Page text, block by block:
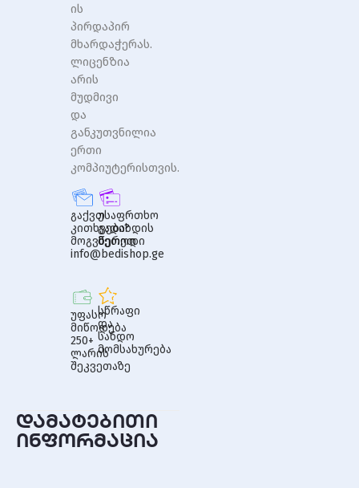
ის
პირდაპირ
მხარდაჭერას.
ლიცენზია
არის
მუდმივი
და
განკუთვნილია
ერთი
კომპიუტერისთვის.
გაქვთ
კითხვები?
მოგვწერეთ
info@bedishop.ge
უსაფრთხო
გადახდის
მეთოდი
უფასო
მიწოდება
250+
ლარის
შეკვეთაზე
სწრაფი
და
სანდო
მომსახურება
დამატებითი
ინფორმაცია